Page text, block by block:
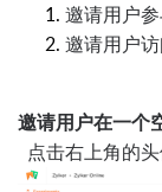
邀请用户
邀请用户访
邀请用户在一个
点击右上角的